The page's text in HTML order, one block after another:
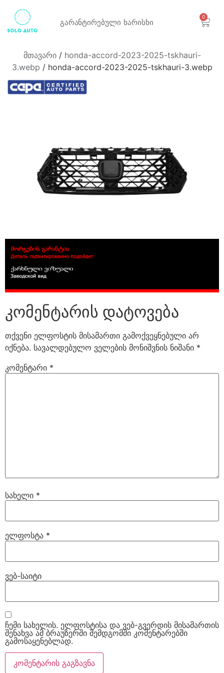
გარანტირებული ხარისხი
0
მთავარი/ honda-accord-2023-2025-tskhauri-
3.webp / honda-accord-2023-2025-tskhauri-3.webp
კომენტარის დატოვება
თქვენი ელფოსტის მისამართი გამოქვეყნებული არ
იქნება. სავალდებულო ველების მონიშვნის ნიშანი *
კომენტარი *
სახელი *
ელფოსტა *
ვებ-საიტი
ჩემი სახელის. ელფოსტისა და ვებ-გვერდის მისამართის
შენახვა ამ ბრაუზერში შემდგომში კომენტარებში
გამოსაყენებლად.